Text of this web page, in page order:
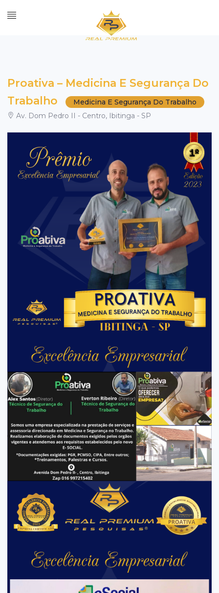
Proativa – Medicina E Segurança Do
Trabalho
Medicina E Segurança Do Trabalho
Av. Dom Pedro II - Centro, Ibitinga - SP